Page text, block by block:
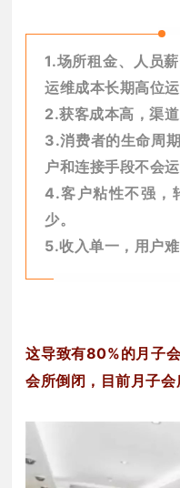
1.场所租金、人员
运维成本长期高位运
2.获客成本高，渠
3.消费者的生命周
户和连接手段不会运
4.客户粘性不强，
少。
5.收入单一，用户
这导致有80%的月子
会所倒闭，目前月子